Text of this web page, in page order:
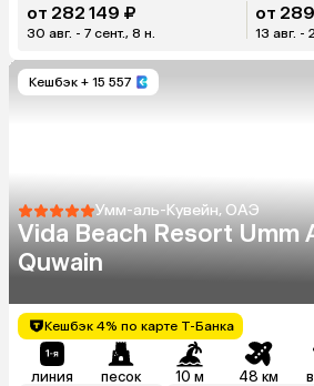
от 282 149 ₽
30 авг. - 7 сент., 8 н.
от
13 авг. -
Кешбэк + 15 557
Умм-аль-Кувейн, ОАЭ
Vida Beach Resort Umm
Quwain
Кешбэк 4% по карте Т-Банка
линия песок 10 м 48 км